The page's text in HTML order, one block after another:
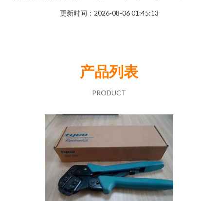
更新时间：2026-08-06 01:45:13
产品列表
PRODUCT